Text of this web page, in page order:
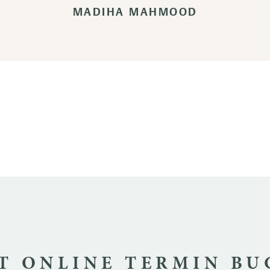
MADIHA MAHMOOD
ONLINE TERMIN